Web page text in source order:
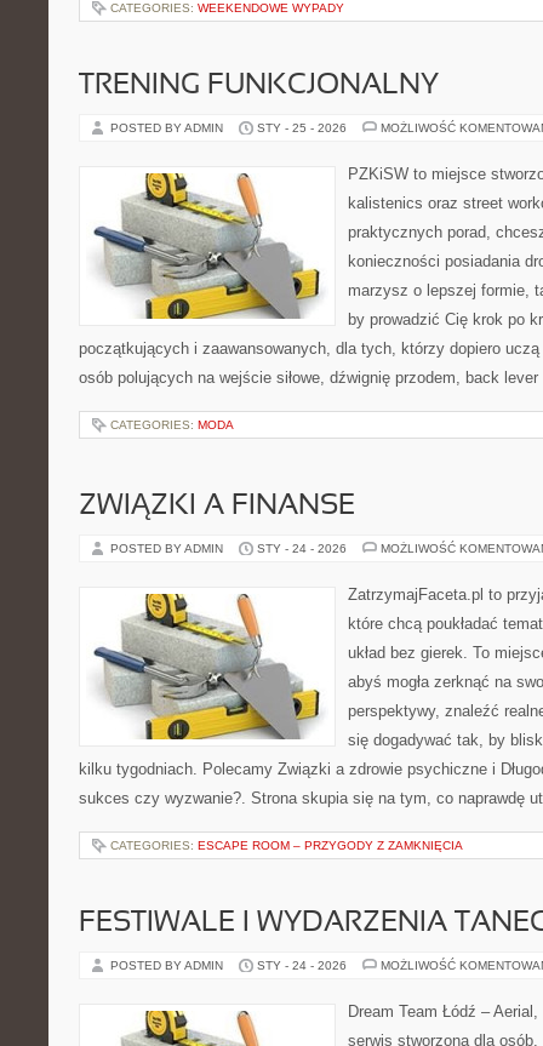
CATEGORIES: WEEKENDOWE WYPADY
TRENING FUNKCJONALNY
POSTED BY ADMIN STY - 25 - 2026 MOŻLIWOŚĆ
PZKiSW to miejsce
kalistenics oraz street
praktycznych porad,
konieczności posiadania
marzysz o lepszej formie,
by prowadzić Cię krok po
początkujących i zaawansowanych, dla tych, którzy dopiero
osób polujących na wejście siłowe, dźwignię przodem, back
CATEGORIES: MODA
ZWIĄZKI A FINANSE
POSTED BY ADMIN STY - 24 - 2026 MOŻLIWOŚĆ
ZatrzymajFaceta.pl to
które chcą poukładać
układ bez gierek. To
abyś mogła zerknąć na
perspektywy, znaleźć
się dogadywać tak, by
kilku tygodniach. Polecamy Związki a zdrowie psychiczne i
sukces czy wyzwanie?. Strona skupia się na tym, co naprawdę
CATEGORIES: ESCAPE ROOM – PRZYGODY Z ZAMKNIĘCIA
FESTIWALE I WYDARZENIA
POSTED BY ADMIN STY - 24 - 2026 MOŻLIWOŚĆ
Dream Team Łódź –
serwis stworzona dla